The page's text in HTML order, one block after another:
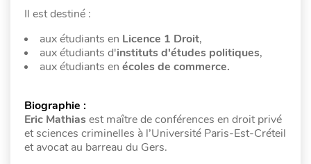
Il est destiné :
aux étudiants en Licence 1 Droit,
aux étudiants d'instituts d'études politiques,
aux étudiants en écoles de commerce.
Biographie :
Eric Mathias est maître de conférences en droit privé
et sciences criminelles à l’Université Paris-Est-Créteil
et avocat au barreau du Gers.